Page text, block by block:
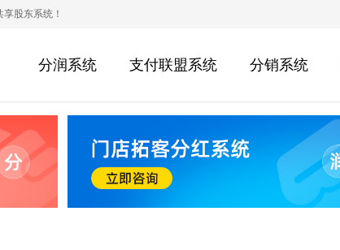
股东系统！
分润系统 支付联盟系统 分销系统